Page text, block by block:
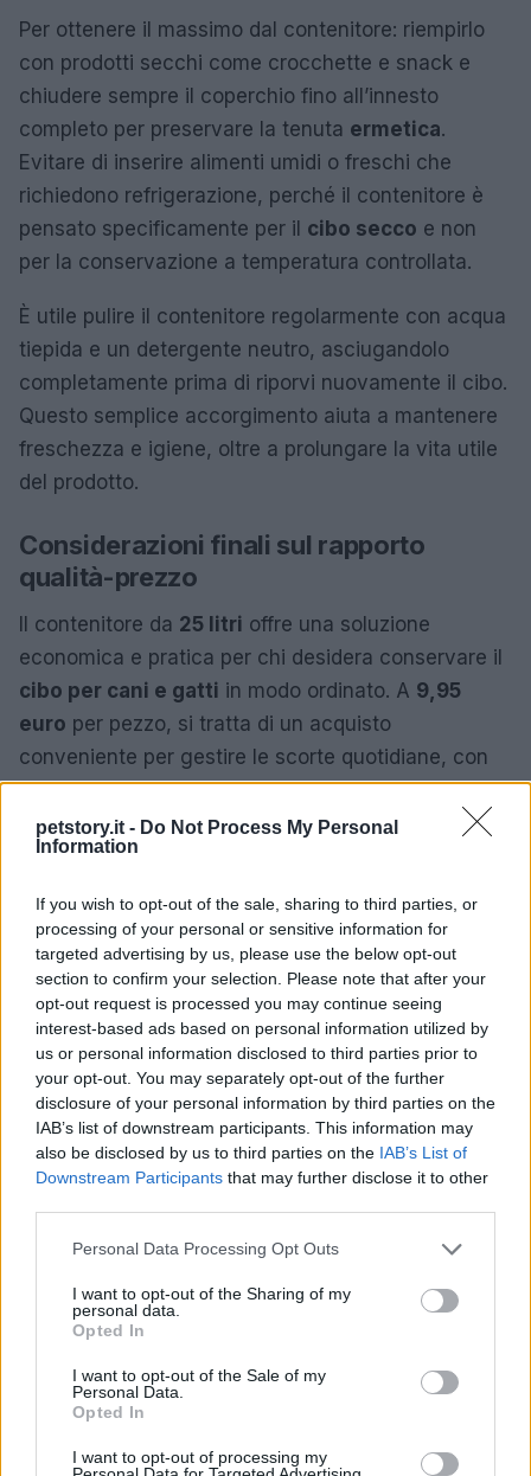
petstory.it - Do Not Process My Personal
Information
If you wish to opt-out of the sale, sharing to third parties, or
processing of your personal or sensitive information for
targeted advertising by us, please use the below opt-out
section to confirm your selection. Please note that after your
opt-out request is processed you may continue seeing
interest-based ads based on personal information utilized by
us or personal information disclosed to third parties prior to
your opt-out. You may separately opt-out of the further
disclosure of your personal information by third parties on the
IAB’s list of downstream participants. This information may
also be disclosed by us to third parties on the IAB’s List of
Downstream Participants that may further disclose it to other
Please note that this website/app uses one or more Google
not limited to your visit or usage behaviour. You may click to
grant or deny consent to Google and its third-party tags to
use your data for below specified purposes in below Google
consent section.
Personal Data Processing Opt Outs
I want to opt-out of the Sharing of my
personal data.
Opted In
I want to opt-out of the Sale of my
Personal Data.
Opted In
I want to opt-out of processing my
Per ottenere il massimo dal contenitore: riempirlo
con prodotti secchi come crocchette e snack e
chiudere sempre il coperchio fino all’innesto
completo per preservare la tenuta ermetica.
Evitare di inserire alimenti umidi o freschi che
richiedono refrigerazione, perché il contenitore è
pensato specificamente per il cibo secco e non
per la conservazione a temperatura controllata.
È utile pulire il contenitore regolarmente con acqua
tiepida e un detergente neutro, asciugandolo
completamente prima di riporvi nuovamente il cibo.
Questo semplice accorgimento aiuta a mantenere
freschezza e igiene, oltre a prolungare la vita utile
del prodotto.
Considerazioni finali sul rapporto
qualità-prezzo
Il contenitore da 25 litri offre una soluzione
economica e pratica per chi desidera conservare il
cibo per cani e gatti in modo ordinato. A 9,95
euro per pezzo, si tratta di un acquisto
conveniente per gestire le scorte quotidiane, con
vantaggi quali la chiusuraermeticala facilità di
pulizia e la leggerezza del materiale. È indicato per
chi privilegia funzionalità e semplicità nella cura
AUTORE
Emanuele Galli
Emanuele Galli, partenopeo, ricorda un
incontro a Capodichino con volontari sanitari
che lo spinse a spiegare procedure
complesse in modo semplice. In redazione
adotta tono creativo e diretto, porta
reportage clinici e un quaderno con disegni